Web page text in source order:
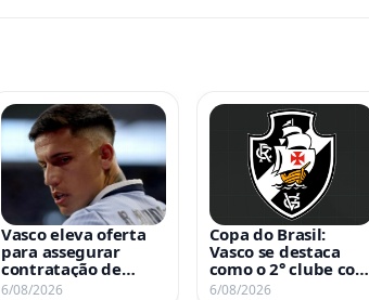
Vasco eleva oferta
para assegurar
contratação de
Brian Rodríguez
6/08/2026
Copa do Brasil:
Vasco se destaca
como o 2° clube com
mais vitórias fora de
6/08/2026